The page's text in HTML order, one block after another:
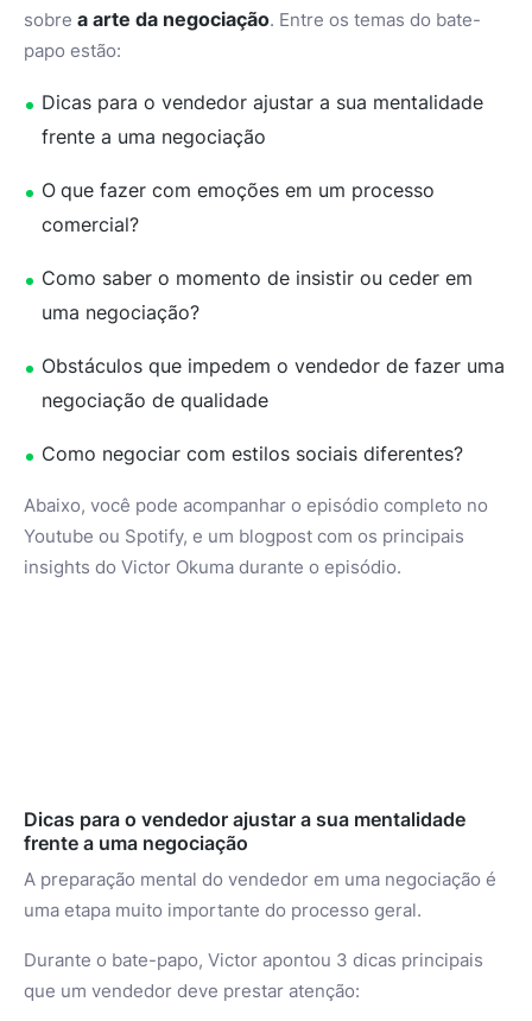
sobre a arte da negociação. Entre os temas do bate-
papo estão:
Dicas para o vendedor ajustar a sua mentalidade
frente a uma negociação
O que fazer com emoções em um processo
comercial?
Como saber o momento de insistir ou ceder em
uma negociação?
Obstáculos que impedem o vendedor de fazer uma
negociação de qualidade
Como negociar com estilos sociais diferentes?
Abaixo, você pode acompanhar o episódio completo no
Youtube ou Spotify, e um blogpost com os principais
insights do Victor Okuma durante o episódio.
Dicas para o vendedor ajustar a sua mentalidade
frente a uma negociação
A preparação mental do vendedor em uma negociação é
uma etapa muito importante do processo geral.
Durante o bate-papo, Victor apontou 3 dicas principais
que um vendedor deve prestar atenção: